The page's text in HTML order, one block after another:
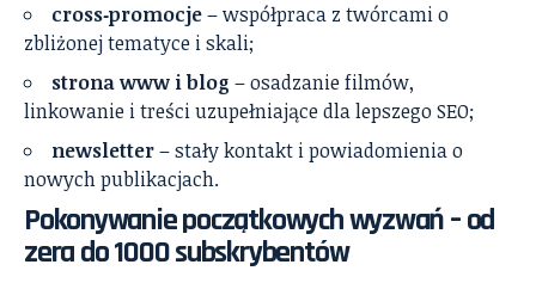
cross‑promocje– współpraca z twórcami o
zbliżonej tematyce i skali;
strona www i blog – osadzanie filmów,
linkowanie i treści uzupełniające dla lepszego SEO;
newsletter– stały kontakt i powiadomienia o
nowych publikacjach.
Pokonywanie początkowych wyzwań – od
zera do 1000 subskrybentów